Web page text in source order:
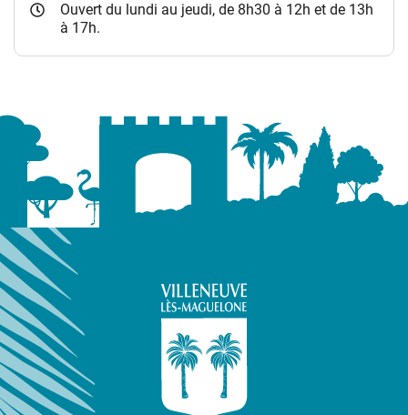
Ouvert du lundi au jeudi, de 8h30 à 12h et de 13h
à 17h.